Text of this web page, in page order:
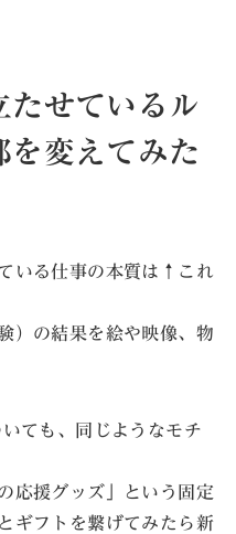
たせているル
を変えてみた
いる仕事の本質は↑これ
）の結果を絵や映像、物
ても、同じようなモチ
応援グッズ」という固定
ギフトを繋げてみたら新